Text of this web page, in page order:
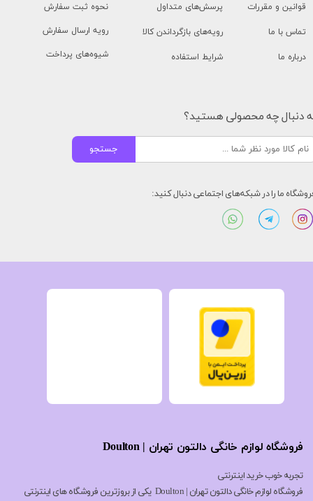
فروشگاه لوازم خانگی دالتون تهران | Doulton
تجربه خوب خرید اینترنتی
فروشگاه لوازم خانگی دالتون تهران | Doulton یکی از بروزترین فروشگاه های اینترنتی
نحوه ثبت سفارش
رویه ارسال سفارش
شیوه‌های پرداخت
پرسش‌های متداول
رویه‌های بازگرداندن کالا
شرایط استفاده
قوانین و مقررات
تماس با ما
درباره ما
دنبال چه محصولی هستید؟
جستجو
ما را در شبکه‌های اجتماعی دنبال کنید: